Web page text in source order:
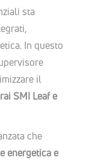
sta
In questo
il
SMI Leaf e
che
energetica e